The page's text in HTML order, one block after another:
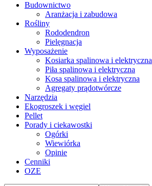
Budownictwo
Aranżacja i zabudowa
Rośliny
Rododendron
Pielęgnacja
Wyposażenie
Kosiarka spalinowa i elektryczna
Piła spalinowa i elektryczna
Kosa spalinowa i elektryczna
Agregaty prądotwórcze
Narzędzia
Ekogroszek i węgiel
Pellet
Porady i ciekawostki
Ogórki
Wiewiórka
Opinie
Cenniki
OZE